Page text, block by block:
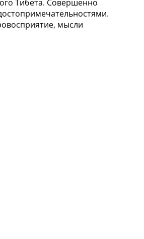
Тибета. Совершенно
мысли